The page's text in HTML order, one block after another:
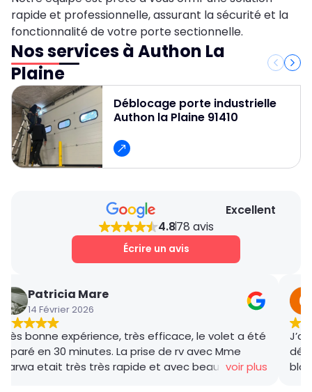
rapide et professionnelle, assurant la sécurité et la
fonctionnalité de votre porte sectionnelle.
Nos services à Authon La
Plaine
Déblocage porte industrielle
Authon la Plaine 91410
Excellent
4.878 avis
Écrire un avis
Patricia Mare
14 Février 2026
Très bonne expérience, très efficace, le volet a été
réparé en 30 minutes. La prise de rv avec Mme
Marwa etait très très rapide et avec beaucoup de
voir plus
J’ai